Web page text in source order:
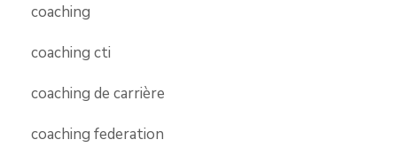
coaching
coaching cti
coaching de carrière
coaching federation